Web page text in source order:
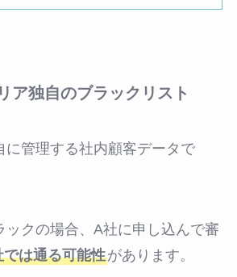
ア独自のブラックリスト
に管理する社内顧客データで
ックの場合、A社に申し込んで審
では通る可能性があります。